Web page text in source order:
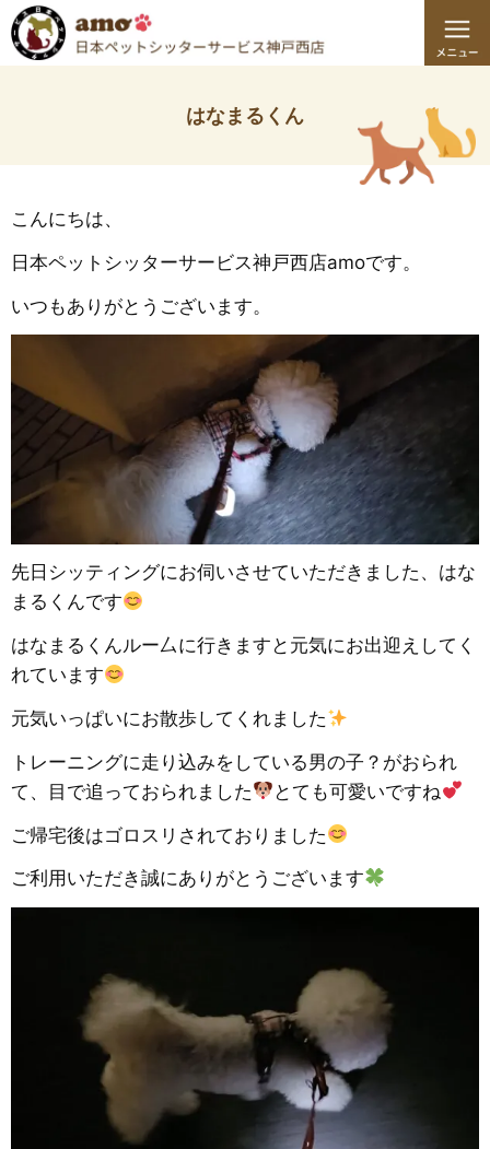
はなまるくん
こんにちは、
日本ペットシッターサービス神戸西店amoです。
いつもありがとうございます。
先日シッティングにお伺いさせていただきました、はな
まるくんです
はなまるくんルー厶に行きますと元気にお出迎えしてく
れています
元気いっぱいにお散歩してくれました
トレーニングに走り込みをしている男の子？がおられ
て、目で追っておられました
とても可愛いですね
ご帰宅後はゴロスリされておりました
ご利用いただき誠にありがとうございます